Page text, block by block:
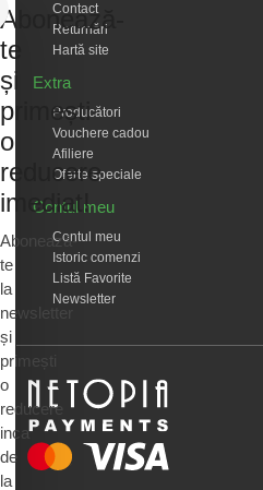
Contact
Returnări
Hartă site
Extra
Producători
Vouchere cadou
Afiliere
Oferte speciale
Contul meu
Contul meu
Istoric comenzi
Listă Favorite
Newsletter
Abonează-
te
și
primești
o
reducere
imediat!
Abonează-
te
la
newsletter
și
primești
o
reducere
inca
de
la